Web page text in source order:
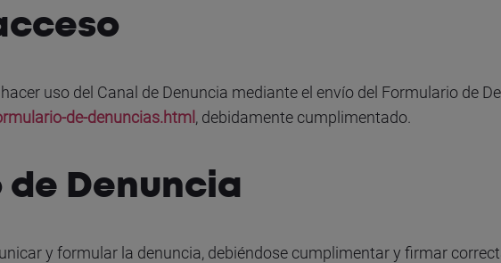
uso del Canal de Denuncia mediante el envío del Formulario de
de-denuncias.html , debidamente cumplimentado.
Denuncia
y formular la denuncia, debiéndose cumplimentar y firmar